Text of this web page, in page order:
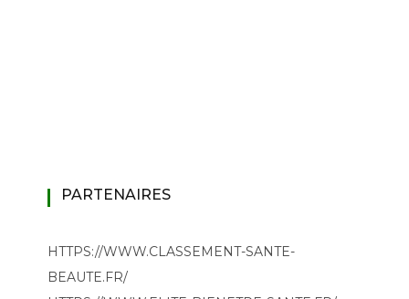
PARTENAIRES
HTTPS://WWW.CLASSEMENT-SANTE-
BEAUTE.FR/